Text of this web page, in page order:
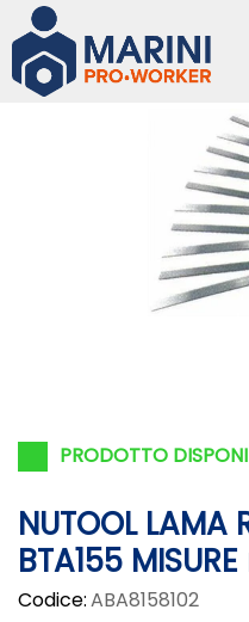
PRODOTTO
NUTOOL LAMA
BTA155
Codice:ABA8158102